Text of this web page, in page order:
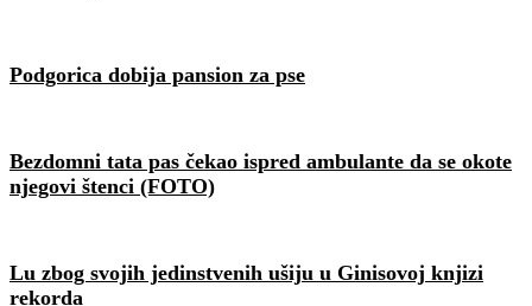
Podgorica dobija pansion za pse
Bezdomni tata pas čekao ispred ambulante da se okote
njegovi štenci (FOTO)
Lu zbog svojih jedinstvenih ušiju u Ginisovoj knjizi
rekorda